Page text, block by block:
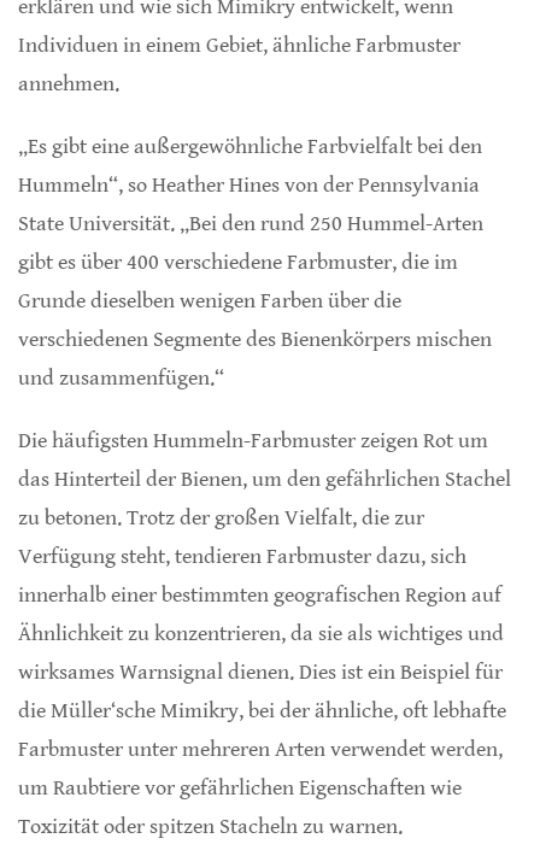
erklären und wie sich Mimikry entwickelt, wenn
Individuen in einem Gebiet, ähnliche Farbmuster
annehmen.
„Es gibt eine außergewöhnliche Farbvielfalt bei den
Hummeln“, so Heather Hines von der Pennsylvania
State Universität. „Bei den rund 250 Hummel-Arten
gibt es über 400 verschiedene Farbmuster, die im
Grunde dieselben wenigen Farben über die
verschiedenen Segmente des Bienenkörpers mischen
und zusammenfügen.“
Die häufigsten Hummeln-Farbmuster zeigen Rot um
das Hinterteil der Bienen, um den gefährlichen Stachel
zu betonen. Trotz der großen Vielfalt, die zur
Verfügung steht, tendieren Farbmuster dazu, sich
innerhalb einer bestimmten geografischen Region auf
Ähnlichkeit zu konzentrieren, da sie als wichtiges und
wirksames Warnsignal dienen. Dies ist ein Beispiel für
die Müller‘sche Mimikry, bei der ähnliche, oft lebhafte
Farbmuster unter mehreren Arten verwendet werden,
um Raubtiere vor gefährlichen Eigenschaften wie
Toxizität oder spitzen Stacheln zu warnen.